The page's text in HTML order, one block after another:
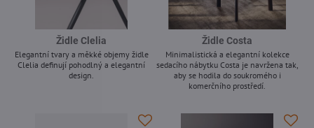
Židle Clelia
Elegantní tvary a měkké objemy židle
Clelia definují pohodlný a elegantní
design.
Židle Costa
Minimalistická a elegantní kolekce
sedacího nábytku Costa je navržena tak,
aby se hodila do soukromého i
komerčního prostředí.